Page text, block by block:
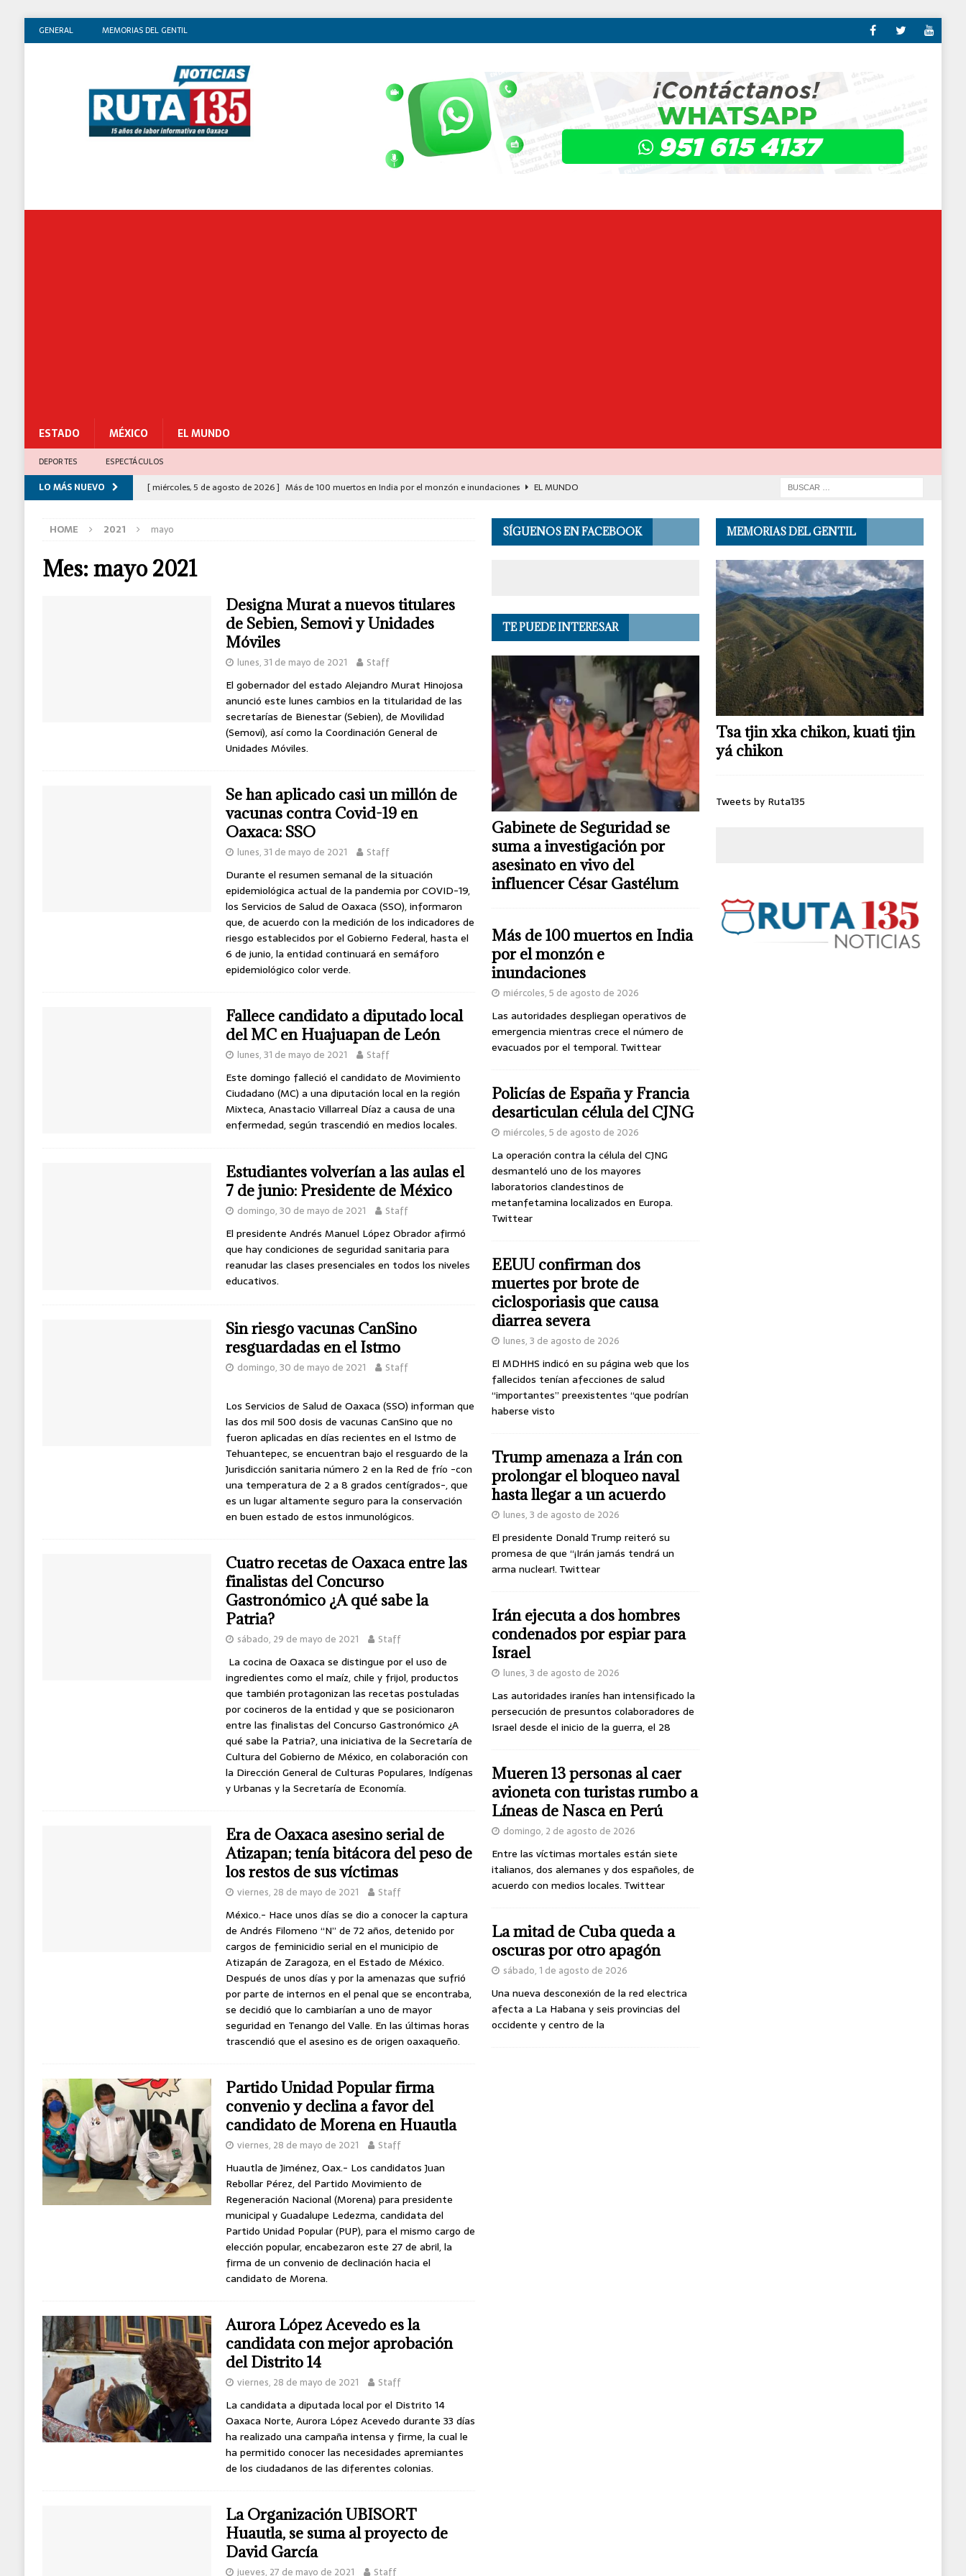
GENERAL MEMORIAS DEL GENTIL
ESTADO MÉXICO EL MUNDO
DEPORTES ESPECTÁCULOS
LO MÁS NUEVO [ miércoles, 5 de agosto de 2026 ] Más de 100 muertos en India por el monzón e inundaciones
EL MUNDO
César Gastélum
[ miércoles, 5 de agosto de 2026 ]
[ miércoles, 5 de agosto de 2026 ] Congreso destaca avance histórico para miles de familias con el programa Vivienda
ESTADO
HOME 2021 mayo
Mes:mayo 2021
Designa Murat a nuevos titulares
de Sebien, Semovi y Unidades
Móviles
lunes, 31 de mayo de 2021 Staff
El gobernador del estado Alejandro Murat Hinojosa
anunció este lunes cambios en la titularidad de las
secretarías de Bienestar (Sebien), de Movilidad
(Semovi), así como la Coordinación General de
Unidades Móviles.
Se han aplicado casi un millón de
vacunas contra Covid-19 en
Oaxaca: SSO
lunes, 31 de mayo de 2021 Staff
Durante el resumen semanal de la situación
epidemiológica actual de la pandemia por COVID-19,
los Servicios de Salud de Oaxaca (SSO), informaron
que, de acuerdo con la medición de los indicadores de
riesgo establecidos por el Gobierno Federal, hasta el
6 de junio, la entidad continuará en semáforo
epidemiológico color verde.
Fallece candidato a diputado local
del MC en Huajuapan de León
lunes, 31 de mayo de 2021 Staff
Este domingo falleció el candidato de Movimiento
Ciudadano (MC) a una diputación local en la región
Mixteca, Anastacio Villarreal Díaz a causa de una
enfermedad, según trascendió en medios locales.
Estudiantes volverían a las aulas el
7 de junio: Presidente de México
domingo, 30 de mayo de 2021 Staff
El presidente Andrés Manuel López Obrador afirmó
que hay condiciones de seguridad sanitaria para
reanudar las clases presenciales en todos los niveles
educativos.
Sin riesgo vacunas CanSino
resguardadas en el Istmo
domingo, 30 de mayo de 2021 Staff
Los Servicios de Salud de Oaxaca (SSO) informan que
las dos mil 500 dosis de vacunas CanSino que no
fueron aplicadas en días recientes en el Istmo de
Tehuantepec, se encuentran bajo el resguardo de la
Jurisdicción sanitaria número 2 en la Red de frío -con
una temperatura de 2 a 8 grados centígrados-, que
es un lugar altamente seguro para la conservación
en buen estado de estos inmunológicos.
Cuatro recetas de Oaxaca entre las
finalistas del Concurso
Gastronómico ¿A qué sabe la
Patria?
sábado, 29 de mayo de 2021 Staff
La cocina de Oaxaca se distingue por el uso de
ingredientes como el maíz, chile y frijol, productos
que también protagonizan las recetas postuladas
por cocineros de la entidad y que se posicionaron
entre las finalistas del Concurso Gastronómico ¿A
qué sabe la Patria?, una iniciativa de la Secretaría de
Cultura del Gobierno de México, en colaboración con
la Dirección General de Culturas Populares, Indígenas
y Urbanas y la Secretaría de Economía.
Era de Oaxaca asesino serial de
Atizapan; tenía bitácora del peso de
los restos de sus víctimas
viernes, 28 de mayo de 2021 Staff
México.- Hace unos días se dio a conocer la captura
de Andrés Filomeno “N” de 72 años, detenido por
cargos de feminicidio serial en el municipio de
Atizapán de Zaragoza, en el Estado de México.
Después de unos días y por la amenazas que sufrió
por parte de internos en el penal que se encontraba,
se decidió que lo cambiarían a uno de mayor
seguridad en Tenango del Valle. En las últimas horas
trascendió que el asesino es de origen oaxaqueño.
Partido Unidad Popular firma
convenio y declina a favor del
candidato de Morena en Huautla
viernes, 28 de mayo de 2021 Staff
Huautla de Jiménez, Oax.- Los candidatos Juan
Rebollar Pérez, del Partido Movimiento de
Regeneración Nacional (Morena) para presidente
municipal y Guadalupe Ledezma, candidata del
Partido Unidad Popular (PUP), para el mismo cargo de
elección popular, encabezaron este 27 de abril, la
firma de un convenio de declinación hacia el
candidato de Morena.
Aurora López Acevedo es la
candidata con mejor aprobación
del Distrito 14
viernes, 28 de mayo de 2021 Staff
La candidata a diputada local por el Distrito 14
Oaxaca Norte, Aurora López Acevedo durante 33 días
ha realizado una campaña intensa y firme, la cual le
ha permitido conocer las necesidades apremiantes
de los ciudadanos de las diferentes colonias.
La Organización UBISORT
Huautla, se suma al proyecto de
David García
jueves, 27 de mayo de 2021 Staff
SÍGUENOS EN FACEBOOK
TE PUEDE INTERESAR
Gabinete de Seguridad se
suma a investigación por
asesinato en vivo del
influencer César Gastélum
Más de 100 muertos en India
por el monzón e
inundaciones
miércoles, 5 de agosto de 2026
Las autoridades despliegan operativos de
emergencia mientras crece el número de
evacuados por el temporal. Twittear
Policías de España y Francia
desarticulan célula del CJNG
miércoles, 5 de agosto de 2026
La operación contra la célula del CJNG
desmanteló uno de los mayores
laboratorios clandestinos de
metanfetamina localizados en Europa.
Twittear
EEUU confirman dos
muertes por brote de
ciclosporiasis que causa
diarrea severa
lunes, 3 de agosto de 2026
El MDHHS indicó en su página web que los
fallecidos tenían afecciones de salud
“importantes” preexistentes “que podrían
haberse visto
Trump amenaza a Irán con
prolongar el bloqueo naval
hasta llegar a un acuerdo
lunes, 3 de agosto de 2026
El presidente Donald Trump reiteró su
promesa de que “¡Irán jamás tendrá un
arma nuclear!. Twittear
Irán ejecuta a dos hombres
condenados por espiar para
Israel
lunes, 3 de agosto de 2026
Las autoridades iraníes han intensificado la
persecución de presuntos colaboradores de
Israel desde el inicio de la guerra, el 28
Mueren 13 personas al caer
avioneta con turistas rumbo a
Líneas de Nasca en Perú
domingo, 2 de agosto de 2026
Entre las víctimas mortales están siete
italianos, dos alemanes y dos españoles, de
acuerdo con medios locales. Twittear
La mitad de Cuba queda a
oscuras por otro apagón
sábado, 1 de agosto de 2026
Una nueva desconexión de la red electrica
afecta a La Habana y seis provincias del
occidente y centro de la
MEMORIAS DEL GENTIL
Tsa tjin xka chikon, kuati tjin
yá chikon
Tweets by Ruta135